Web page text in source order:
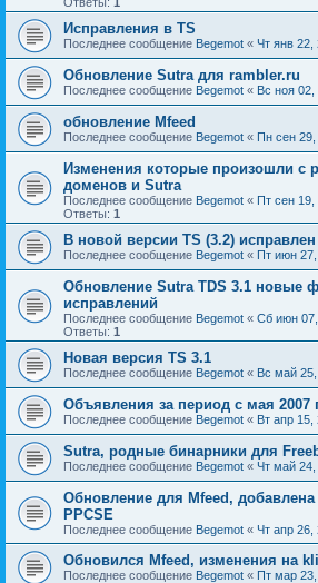
Исправления в TS
Последнее сообщение Begemot « Чт янв 22,
Обновление Sutra для rambler.ru
Последнее сообщение Begemot « Вс ноя 02,
обновление Mfeed
Последнее сообщение Begemot « Пн сен 29,
Изменения которые произошли с
доменов и Sutra
Последнее сообщение Begemot « Пт сен 19,
Ответы: 1
В новой версии TS (3.2)
Последнее сообщение Begemot « Пт июн 27,
Обновление Sutra TDS 3.1 новые
исправлений
Последнее сообщение Begemot « Сб июн
Ответы: 1
Новая версия TS 3.1
Последнее сообщение Begemot « Вс май
Объявления за период с мая 2007
Последнее сообщение Begemot « Вт апр 15,
Sutra, родные бинарники для
Последнее сообщение Begemot « Чт май 24,
Обновление для Mfeed,
PPCSE
Последнее сообщение Begemot « Чт апр 26,
Обновился Mfeed, изменения на
Последнее сообщение Begemot « Пт мар 23,